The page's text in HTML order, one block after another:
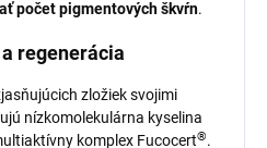
počet pigmentových škvŕn.
regenerácia
zložiek svojimi
nízkomolekulárna kyselina
komplex Fucocert®.